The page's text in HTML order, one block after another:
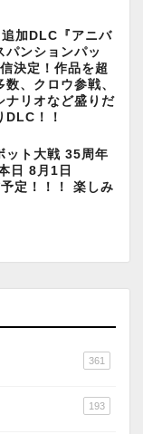
追加DLC『アニバ
パンションパッ
決定！作品を超
、クロウ参戦、
ナリオなど盛りだ
DLC！！
ット大戦 35周年
日 8月1日
定！！！ 楽しみ
361
193